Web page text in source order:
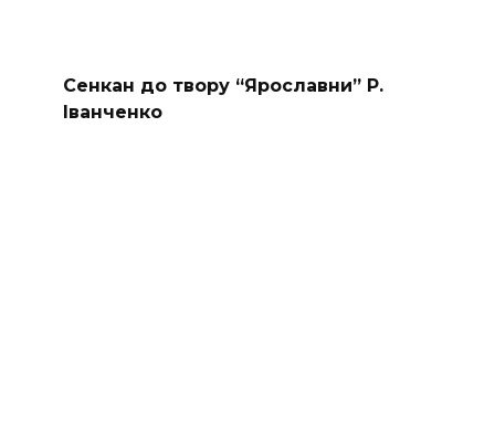
Сенкан до твору “Ярославни” Р.
Іванченко